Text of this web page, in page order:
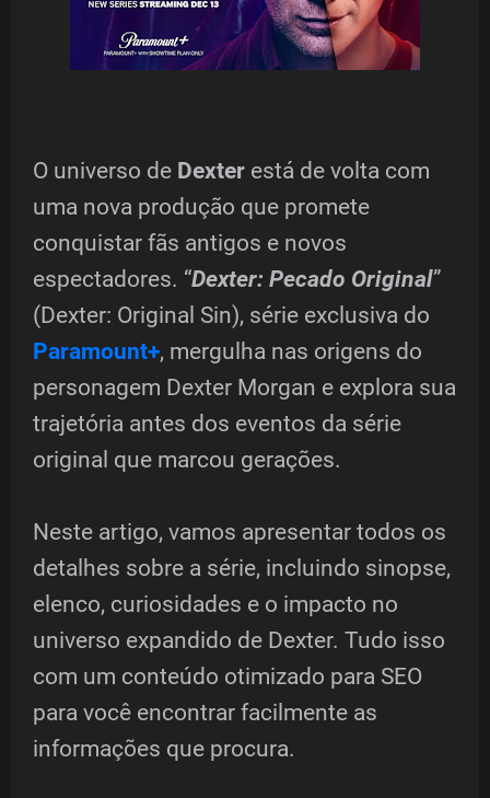
O universo de Dexter está de volta com
uma nova produção que promete
conquistar fãs antigos e novos
espectadores. “Dexter: Pecado Original”
(Dexter: Original Sin), série exclusiva do
Paramount+, mergulha nas origens do
personagem Dexter Morgan e explora sua
trajetória antes dos eventos da série
original que marcou gerações.
Neste artigo, vamos apresentar todos os
detalhes sobre a série, incluindo sinopse,
elenco, curiosidades e o impacto no
universo expandido de Dexter. Tudo isso
com um conteúdo otimizado para SEO
para você encontrar facilmente as
informações que procura.